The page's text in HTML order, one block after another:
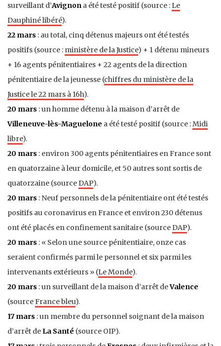
surveillant d’Avignon a été testé positif (source : Le
Dauphiné libéré).
22 mars : au total, cinq détenus majeurs ont été testés
positifs (source : ministère de la Justice) + 1 détenu mineurs
+ 16 agents pénitentiaires + 22 agents de la direction
pénitentiaire de la jeunesse (chiffres du ministère de la
Justice le 22 mars à 16h).
20 mars : un homme détenu à la maison d’arrêt de
Villeneuve-lès-Maguelone a été testé positif (source :Midi
libre).
20 mars : environ 300 agents pénitentiaires en France sont
en quatorzaine à leur domicile, et 50 autres sont sortis de
quatorzaine (source DAP).
20 mars : Neuf personnels de la pénitentiaire ont été testés
positifs au coronavirus en France et environ 230 détenus
ont été placés en confinement sanitaire (source DAP).
20 mars : « Selon une source pénitentiaire, onze cas
seraient confirmés parmi le personnel et six parmi les
intervenants extérieurs » (Le Monde).
20 mars : un surveillant de la maison d’arrêt deValence
(sourceFrance bleu).
17 mars : un membre du personnel soignant de la maison
d’arrêt de La Santé (source OIP).